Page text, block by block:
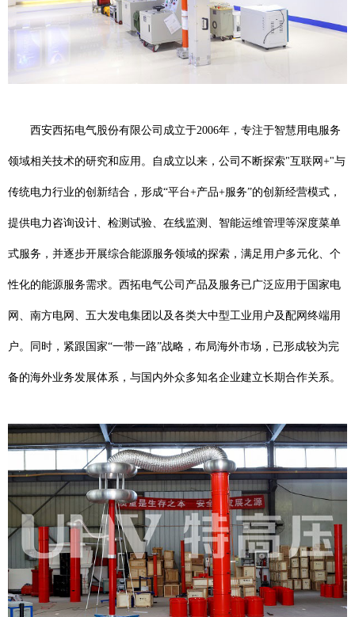
西安西拓电气股份有限公司成立于2006年，专注于智慧用电服务
领域相关技术的研究和应用。自成立以来，公司不断探索"互联网+"与
传统电力行业的创新结合，形成“平台+产品+服务”的创新经营模式，
提供电力咨询设计、检测试验、在线监测、智能运维管理等深度菜单
式服务，并逐步开展综合能源服务领域的探索，满足用户多元化、个
性化的能源服务需求。西拓电气公司产品及服务已广泛应用于国家电
网、南方电网、五大发电集团以及各类大中型工业用户及配网终端用
户。同时，紧跟国家“一带一路”战略，布局海外市场，已形成较为完
备的海外业务发展体系，与国内外众多知名企业建立长期合作关系。